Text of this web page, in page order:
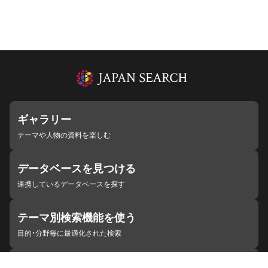
ギャラリー
テーマや人物の資料を楽しむ
データベースを見つける
連携しているデータベースを探す
テーマ別検索機能を使う
目的・分野毎に最適化された検索